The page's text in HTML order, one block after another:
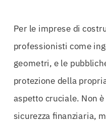
Per le imprese di
professionisti come
geometri, e le
protezione della
aspetto cruciale. Non
sicurezza finanziaria,